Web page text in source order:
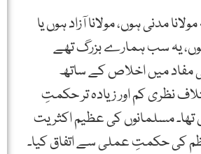
مدنی ہوں، مولانا آزاد ہوں یا
ہوں، یہ سب ہمارے بزرگ تھے
مفاد میں اخلاص کے ساتھ
نظری کم اور زیادہ تر حکمتِ
مسلمانوں کی عظیم اکثریت
کی حکمتِ عملی سے اتفاق کیا۔